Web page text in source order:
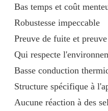
Bas temps et coût
Robustesse impeccable
Preuve de fuite et
Qui respecte
Basse conduction
Structure spécifique à
Aucune réaction à des